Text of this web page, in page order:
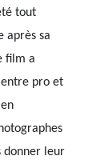
tout
après sa
film a
entre pro et
donner leur